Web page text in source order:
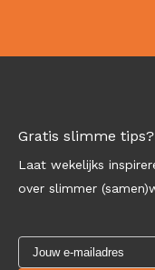
Gratis slimme tips?
Laat wekelijks
over slimmer